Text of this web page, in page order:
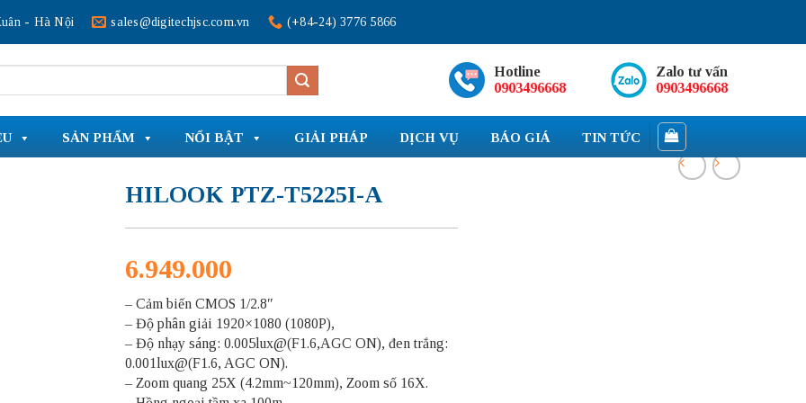
- Hà Nội sales@digitechjsc.com.vn (+84-24) 3776 5866
Hotline
0903496668
Zalo tư vấn
0903496668
SẢN PHẨM NỔI BẬT GIẢI PHÁP DỊCH VỤ BÁO GIÁ TIN TỨC
HILOOK PTZ-T5225I-A
6.949.000
– Cảm biến CMOS 1/2.8″
– Độ phân giải 1920×1080 (1080P),
– Độ nhạy sáng: 0.005lux@(F1.6,AGC ON), đen trắng:
0.001lux@(F1.6, AGC ON).
– Zoom quang 25X (4.2mm~120mm), Zoom số 16X.